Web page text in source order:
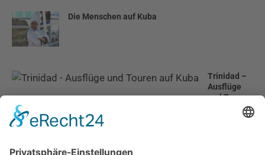
Die Menschen auf Kuba
Trinidad –
Ausflüge
und Touren